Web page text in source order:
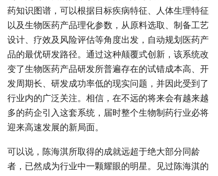
药知识图谱，可以根据目标疾病特征、人体生理特征
以及生物医药产品理化参数，从原料选取、制备工艺
设计、疗效及风险评估等角度出发，自动规划医药产
品的最优研发路径。通过这种颠覆式创新，该系统改
变了生物医药产品研发所普遍存在的试错成本高、开
发周期长、研发成功率低的现实问题，并因此受到了
行业内的广泛关注。相信，在不远的将来会有越来越
多的药企引入这套系统，届时整个生物制药行业必将
迎来高速发展的新局面。
可以说，陈海淇所取得的成就远超于绝大部分同龄
者，已然成为行业中一颗耀眼的明星。见过陈海淇的